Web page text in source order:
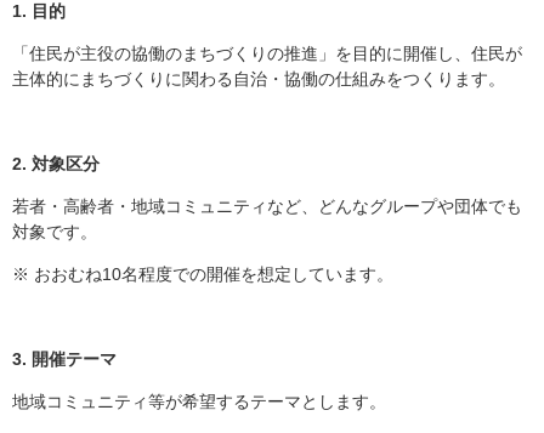
1. 目的
「住民が主役の協働のまちづくりの推進」を目的に開催し、住民が
主体的にまちづくりに関わる自治・協働の仕組みをつくります。
2. 対象区分
若者・高齢者・地域コミュニティなど、どんなグループや団体でも
対象です。
※ おおむね10名程度での開催を想定しています。
3. 開催テーマ
地域コミュニティ等が希望するテーマとします。